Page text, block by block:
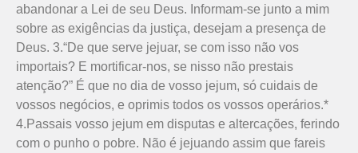
abandonar a Lei de seu Deus. Informam-se junto a mim
sobre as exigências da justiça, desejam a presença de
Deus. 3.“De que serve jejuar, se com isso não vos
importais? E mortificar-nos, se nisso não prestais
atenção?” É que no dia de vosso jejum, só cuidais de
vossos negócios, e oprimis todos os vossos operários.*
4.Passais vosso jejum em disputas e altercações, ferindo
com o punho o pobre. Não é jejuando assim que fareis